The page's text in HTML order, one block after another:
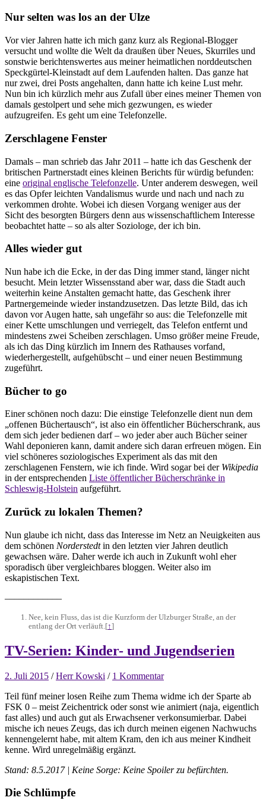
Nur selten was los an der Ulze
Vor vier Jahren hatte ich mich ganz kurz als Regional-Blogger
versucht und wollte die Welt da draußen über Neues, Skurriles und
sonstwie berichtenswertes aus meiner heimatlichen norddeutschen
Speckgürtel-Kleinstadt auf dem Laufenden halten. Das ganze hat
nur zwei, drei Posts angehalten, dann hatte ich keine Lust mehr.
Nun bin ich kürzlich mehr aus Zufall über eines meiner Themen von
damals gestolpert und sehe mich gezwungen, es wieder
aufzugreifen. Es geht um eine Telefonzelle.
Zerschlagene Fenster
Damals – man schrieb das Jahr 2011 – hatte ich das Geschenk der
britischen Partnerstadt eines kleinen Berichts für würdig befunden:
eine original englische Telefonzelle. Unter anderem deswegen, weil
es das Opfer leichten Vandalismus wurde und nach und nach zu
verkommen drohte. Wobei ich diesen Vorgang weniger aus der
Sicht des besorgten Bürgers denn aus wissenschaftlichem Interesse
beobachtet hatte – so als alter Soziologe, der ich bin.
Alles wieder gut
Nun habe ich die Ecke, in der das Ding immer stand, länger nicht
besucht. Mein letzter Wissensstand aber war, dass die Stadt auch
weiterhin keine Anstalten gemacht hatte, das Geschenk ihrer
Partnergemeinde wieder instandzusetzen. Das letzte Bild, das ich
davon vor Augen hatte, sah ungefähr so aus: die Telefonzelle mit
einer Kette umschlungen und verriegelt, das Telefon entfernt und
mindestens zwei Scheiben zerschlagen. Umso größer meine Freude,
als ich das Ding kürzlich im Innern des Rathauses vorfand,
wiederhergestellt, aufgehübscht – und einer neuen Bestimmung
zugeführt.
Bücher to go
Einer schönen noch dazu: Die einstige Telefonzelle dient nun dem
„offenen Büchertausch“, ist also ein öffentlicher Bücherschrank, aus
dem sich jeder bedienen darf – wo jeder aber auch Bücher seiner
Wahl deponieren kann, damit andere sich daran erfreuen mögen. Ein
viel schöneres soziologisches Experiment als das mit den
zerschlagenen Fenstern, wie ich finde. Wird sogar bei der Wikipedia
in der entsprechenden Liste öffentlicher Bücherschränke in
Schleswig-Holstein aufgeführt.
Zurück zu lokalen Themen?
Nun glaube ich nicht, dass das Interesse im Netz an Neuigkeiten aus
dem schönen Norderstedtin den letzten vier Jahren deutlich
gewachsen wäre. Daher werde ich auch in Zukunft wohl eher
sporadisch über vergleichbares bloggen. Weiter also im
eskapistischen Text.
––––––––––––
Nee, kein Fluss, das ist die Kurzform der Ulzburger Straße, an der
entlang der Ort verläuft.[↑]
TV-Serien: Kinder- und Jugendserien
2. Juli 2015 /Herr Kowski / 1 Kommentar
Teil fünf meiner losen Reihe zum Thema widme ich der Sparte ab
FSK 0 – meist Zeichentrick oder sonst wie animiert (naja, eigentlich
fast alles) und auch gut als Erwachsener verkonsumierbar. Dabei
mische ich neues Zeugs, das ich durch meinen eigenen Nachwuchs
kennengelernt habe, mit altem Kram, den ich aus meiner Kindheit
kenne. Wird unregelmäßig ergänzt.
Stand: 8.5.2017 | Keine Sorge: Keine Spoiler zu befürchten.
Die Schlümpfe